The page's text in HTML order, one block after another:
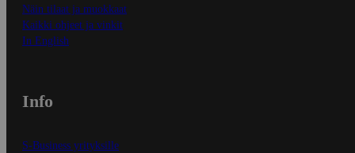
Näin tilaat ja muokkaat
Kaikki ohjeet ja vinkit
In English
Info
S-Business yrityksille